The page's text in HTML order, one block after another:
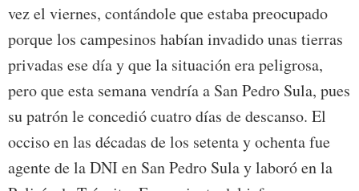
vez el viernes, contándole que estaba preocupado
porque los campesinos habían invadido unas tierras
privadas ese día y que la situación era peligrosa,
pero que esta semana vendría a San Pedro Sula, pues
su patrón le concedió cuatro días de descanso. El
occiso en las décadas de los setenta y ochenta fue
agente de la DNI en San Pedro Sula y laboró en la